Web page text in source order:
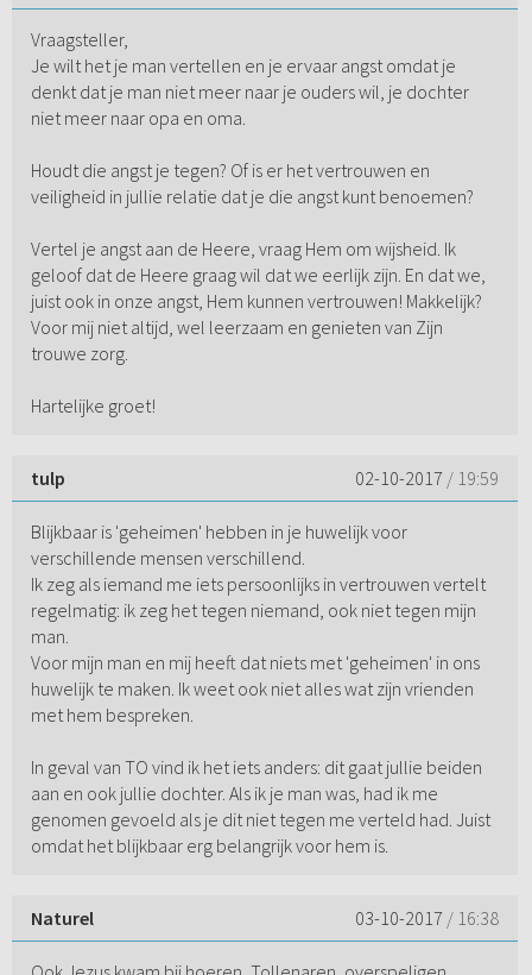
Vraagsteller,
Je wilt het je man vertellen en je ervaar angst omdat je
denkt dat je man niet meer naar je ouders wil, je dochter
niet meer naar opa en oma.
Houdt die angst je tegen? Of is er het vertrouwen en
veiligheid in jullie relatie dat je die angst kunt benoemen?
Vertel je angst aan de Heere, vraag Hem om wijsheid. Ik
geloof dat de Heere graag wil dat we eerlijk zijn. En dat we,
juist ook in onze angst, Hem kunnen vertrouwen! Makkelijk?
Voor mij niet altijd, wel leerzaam en genieten van Zijn
trouwe zorg.
Hartelijke groet!
tulp 02-10-2017 / 19:59
Blijkbaar is 'geheimen' hebben in je huwelijk voor
verschillende mensen verschillend.
Ik zeg als iemand me iets persoonlijks in vertrouwen vertelt
regelmatig: ik zeg het tegen niemand, ook niet tegen mijn
man.
Voor mijn man en mij heeft dat niets met 'geheimen' in ons
huwelijk te maken. Ik weet ook niet alles wat zijn vrienden
met hem bespreken.
In geval van TO vind ik het iets anders: dit gaat jullie beiden
aan en ook jullie dochter. Als ik je man was, had ik me
genomen gevoeld als je dit niet tegen me verteld had. Juist
omdat het blijkbaar erg belangrijk voor hem is.
Naturel 03-10-2017 / 16:38